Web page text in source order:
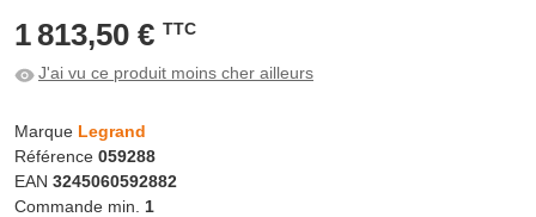
1 813,50 € TTC
J'ai vu ce produit moins cher ailleurs
Marque Legrand
Référence 059288
EAN 3245060592882
Commande min. 1